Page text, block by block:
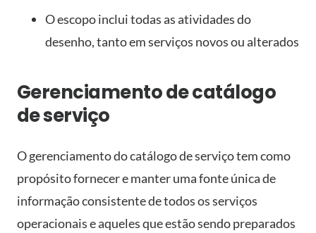
O escopo inclui todas as atividades do
desenho, tanto em serviços novos ou alterados
Gerenciamento de catálogo
de serviço
O gerenciamento do catálogo de serviço tem como
propósito fornecer e manter uma fonte única de
informação consistente de todos os serviços
operacionais e aqueles que estão sendo preparados